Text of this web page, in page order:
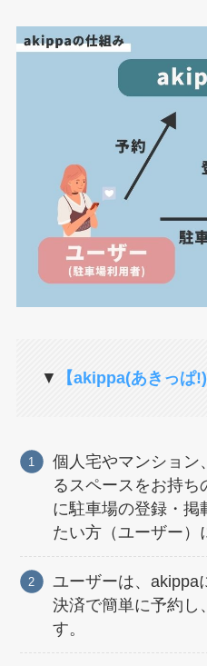
▼ 【akippa(あきっぱ!)
個人宅やマンション
るスペースをお持ち
に駐車場の登録・掲
たい方（ユーザー）
ユーザーは、akippa
決済で簡単に予約し
す。